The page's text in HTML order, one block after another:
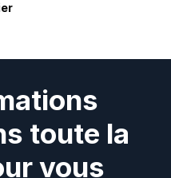
toute la
vous